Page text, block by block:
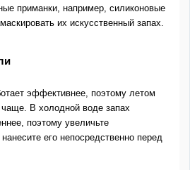
приманки, например, силиконовые
их искусственный запах.
эффективнее, поэтому летом
В холодной воде запах
поэтому увеличьте
его непосредственно перед